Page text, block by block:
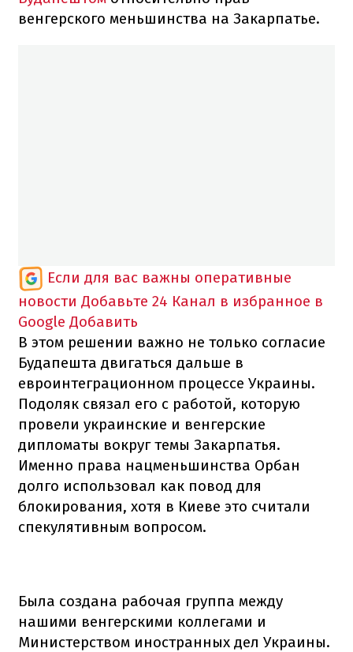
венгерского меньшинства на Закарпатье.
Если для вас важны оперативные
новости Добавьте 24 Канал в избранное в
Google Добавить
В этом решении важно не только согласие
Будапешта двигаться дальше в
евроинтеграционном процессе Украины.
Подоляк связал его с работой, которую
провели украинские и венгерские
дипломаты вокруг темы Закарпатья.
Именно права нацменьшинства Орбан
долго использовал как повод для
блокирования, хотя в Киеве это считали
спекулятивным вопросом.
Была создана рабочая группа между
нашими венгерскими коллегами и
Министерством иностранных дел Украины.